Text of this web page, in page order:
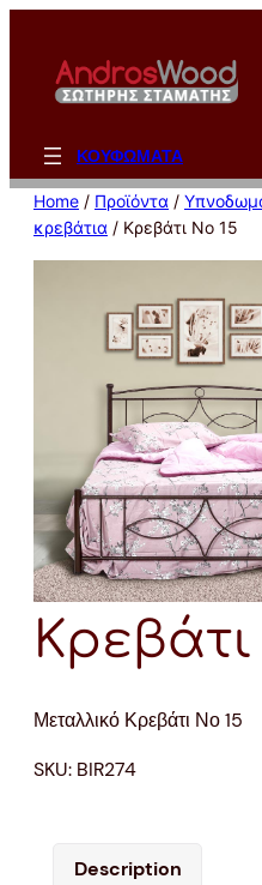
περιεχόμενο
ΚΟΥΦΩΜΑΤΑ
Home / Προϊόντα /
κρεβάτια / Κρεβάτι Νο 15
Μεταλλικό Κρεβάτι Νο 15
SKU: BIR274
Description